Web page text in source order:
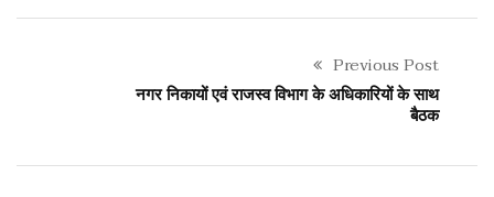
Previous Post
नगर निकायों एवं राजस्व विभाग के अधिकारियों के साथ
बैठक